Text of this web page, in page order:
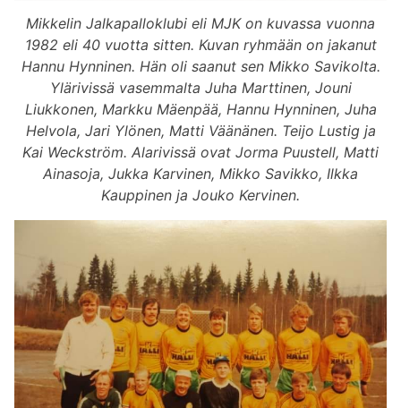
Mikkelin Jalkapalloklubi eli MJK on kuvassa vuonna
1982 eli 40 vuotta sitten. Kuvan ryhmään on jakanut
Hannu Hynninen. Hän oli saanut sen Mikko Savikolta.
Ylärivissä vasemmalta Juha Marttinen, Jouni
Liukkonen, Markku Mäenpää, Hannu Hynninen, Juha
Helvola, Jari Ylönen, Matti Väänänen. Teijo Lustig ja
Kai Weckström. Alarivissä ovat Jorma Puustell, Matti
Ainasoja, Jukka Karvinen, Mikko Savikko, Ilkka
Kauppinen ja Jouko Kervinen.